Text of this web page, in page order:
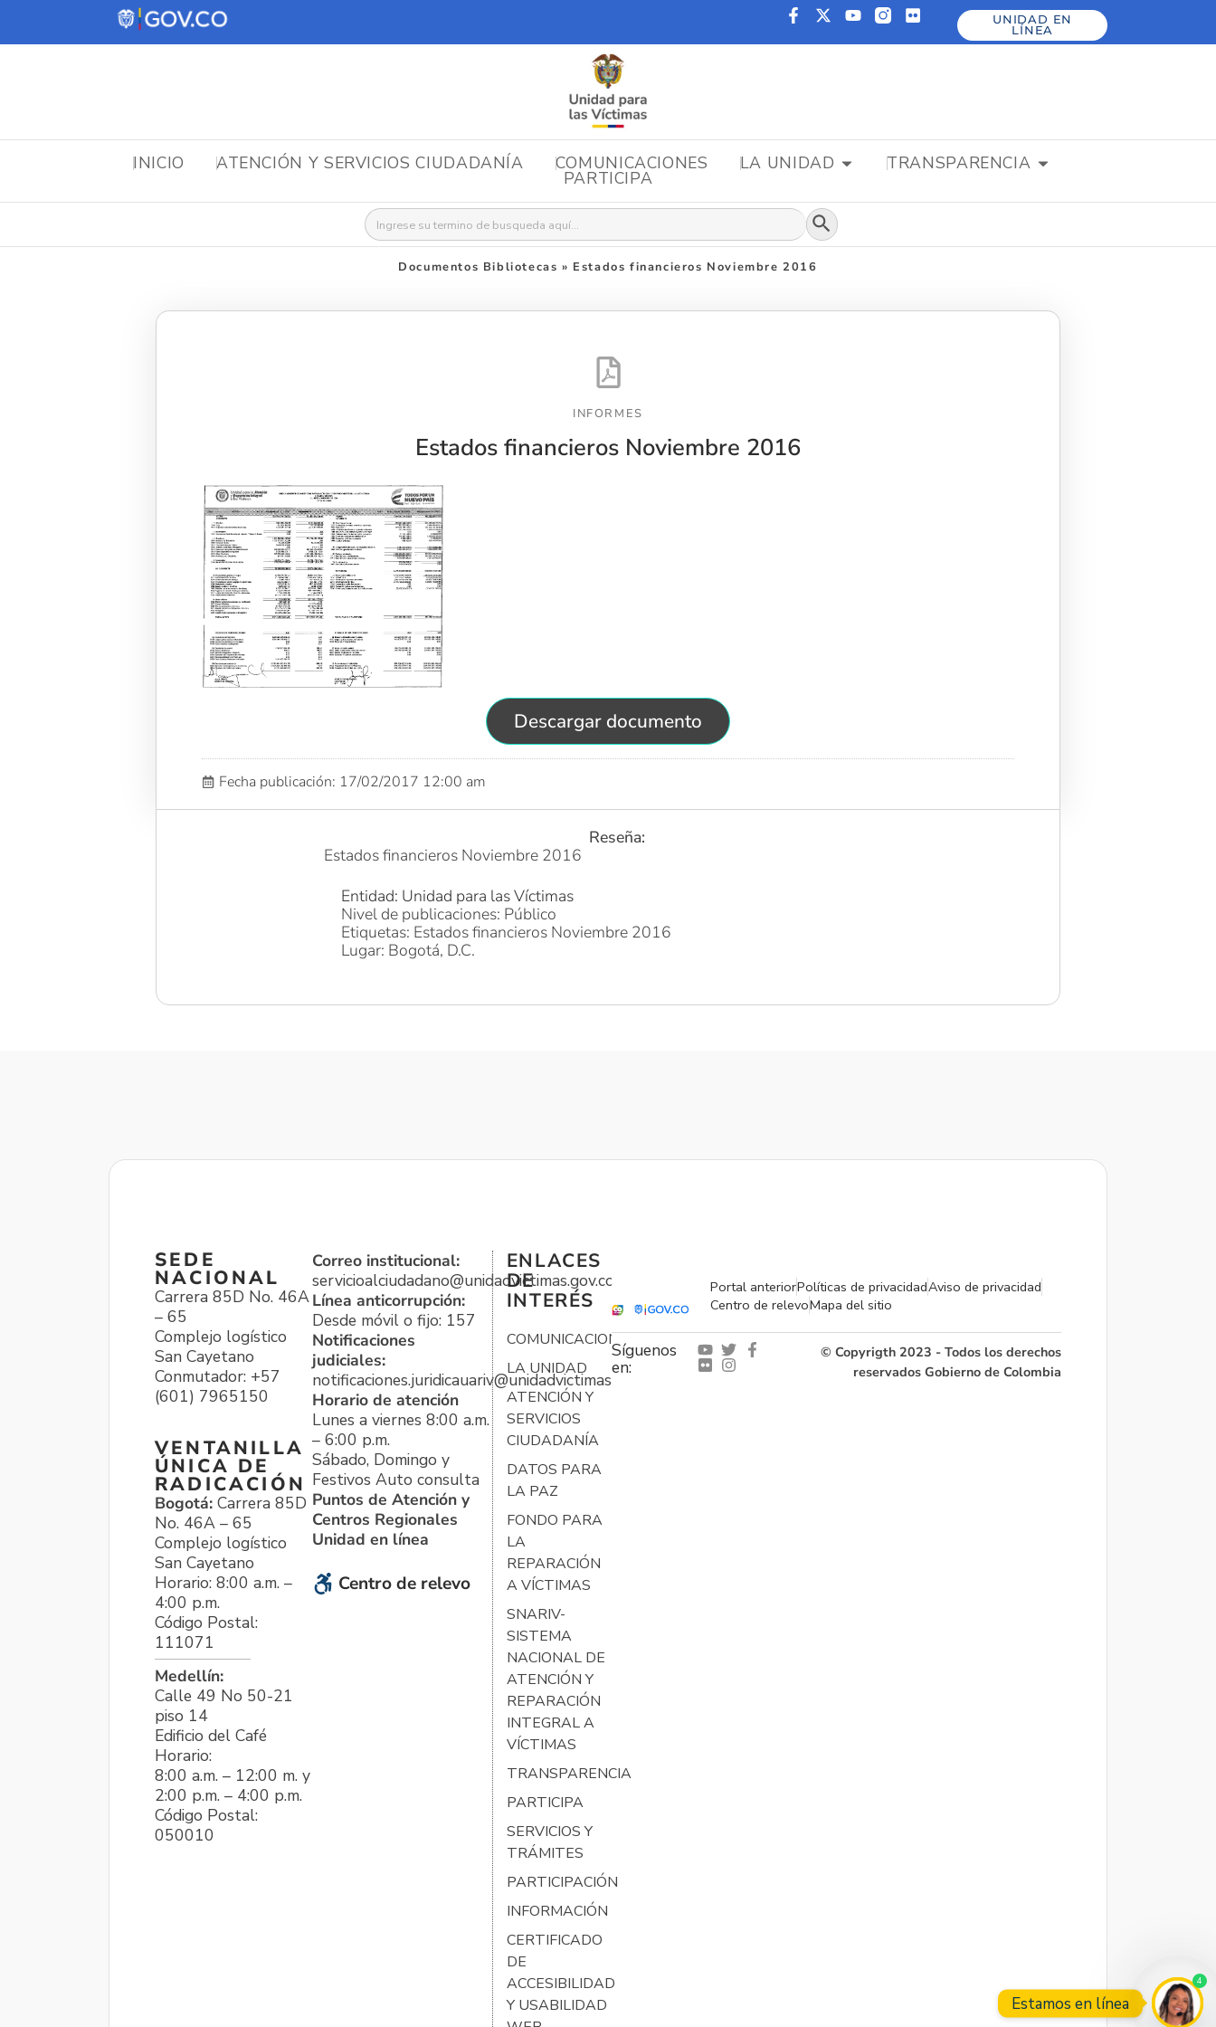
UNIDAD EN
LÍNEA
INICIO ATENCIÓN Y SERVICIOS CIUDADANÍA COMUNICACIONES LA UNIDAD TRANSPARENCIA
PARTICIPA
Buscar: Botón de búsqueda
Documentos Bibliotecas » Estados financieros Noviembre 2016
INFORMES
Estados financieros Noviembre 2016
Descargar documento
Fecha publicación: 17/02/2017 12:00 am
Reseña:
Estados financieros Noviembre 2016
Entidad: Unidad para las Víctimas
Nivel de publicaciones: Público
Etiquetas: Estados financieros Noviembre 2016
Lugar: Bogotá, D.C.
SEDE
NACIONAL
Carrera 85D No. 46A
– 65
Complejo logístico
San Cayetano
Conmutador: +57
(601) 7965150
VENTANILLA
ÚNICA DE
RADICACIÓN
Bogotá: Carrera 85D
No. 46A – 65
Complejo logístico
San Cayetano
Horario: 8:00 a.m. –
4:00 p.m.
Código Postal:
111071
Medellín:
Calle 49 No 50-21
piso 14
Edificio del Café
Horario:
8:00 a.m. – 12:00 m. y
2:00 p.m. – 4:00 p.m.
Código Postal:
050010
Correo institucional:
servicioalciudadano@unidadvictimas.gov.co
Línea anticorrupción:
Desde móvil o fijo: 157
Notificaciones
judiciales:
notificaciones.juridicauariv@unidadvictimas.gov.co
Horario de atención
Lunes a viernes 8:00 a.m.
– 6:00 p.m.
Sábado, Domingo y
Festivos Auto consulta
Puntos de Atención y
Centros Regionales
Unidad en línea
Centro de relevo
ENLACES
DE
INTERÉS
COMUNICACIONES
LA UNIDAD
ATENCIÓN Y
SERVICIOS
CIUDADANÍA
DATOS PARA
LA PAZ
FONDO PARA
LA
REPARACIÓN
A VÍCTIMAS
SNARIV-
SISTEMA
NACIONAL DE
ATENCIÓN Y
REPARACIÓN
INTEGRAL A
VÍCTIMAS
TRANSPARENCIA
PARTICIPA
SERVICIOS Y
TRÁMITES
PARTICIPACIÓN
INFORMACIÓN
CERTIFICADO
DE
ACCESIBILIDAD
Y USABILIDAD
Portal anteriorPolíticas de privacidadAviso de privacidad
Centro de relevoMapa del sitio
Síguenos
en:
© Copyrigth 2023 - Todos los derechos
reservados Gobierno de Colombia
Estamos en línea
4